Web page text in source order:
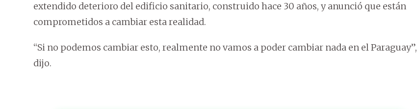
extendido deterioro del edificio sanitario, construido hace 30 años, y anunció que están
comprometidos a cambiar esta realidad.
“Si no podemos cambiar esto, realmente no vamos a poder cambiar nada en el Paraguay”,
dijo.